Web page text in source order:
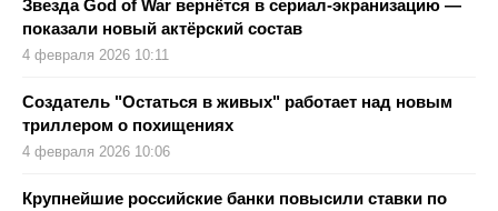
Звезда God of War вернётся в сериал-экранизацию —
показали новый актёрский состав
4 февраля 2026 10:11
Создатель "Остаться в живых" работает над новым
триллером о похищениях
4 февраля 2026 10:06
Крупнейшие российские банки повысили ставки по